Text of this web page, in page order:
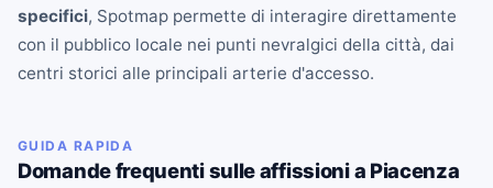
specifici, Spotmap permette di interagire direttamente
con il pubblico locale nei punti nevralgici della città, dai
centri storici alle principali arterie d'accesso.
GUIDA RAPIDA
Domande frequenti sulle affissioni a Piacenza